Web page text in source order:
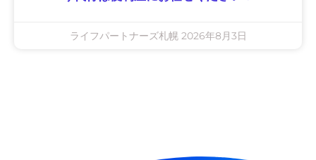
ライフパートナーズ札幌 2026年8月3日